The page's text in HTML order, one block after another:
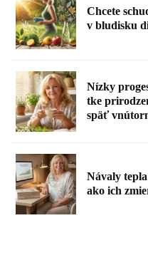
Chcete
v bludisku
Nízky
tke
späť
Návaly
ako ich